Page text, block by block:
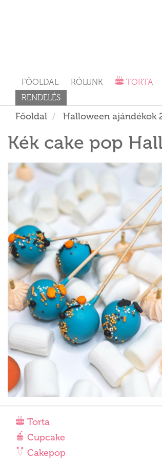
FŐOLDAL RÓLUNK TORTA
RENDELÉS
Főoldal Halloween ajándékok
Kék cake pop
Torta
Cupcake
Cakepop